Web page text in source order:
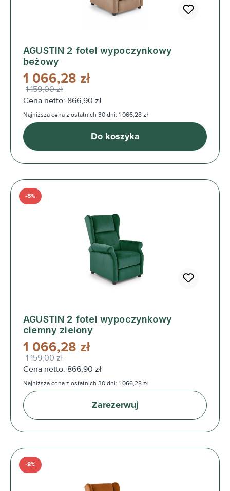
AGUSTIN 2 fotel wypoczynkowy
beżowy
1 066,28 zł
1 159,00 zł
Cena netto: 866,90 zł
Najniższa cena z ostatnich 30 dni: 1 066,28 zł
Do koszyka
AGUSTIN 2 fotel wypoczynkowy
ciemny zielony
-8%
1 066,28 zł
1 159,00 zł
Cena netto: 866,90 zł
Najniższa cena z ostatnich 30 dni: 1 066,28 zł
Zarezerwuj
-8%